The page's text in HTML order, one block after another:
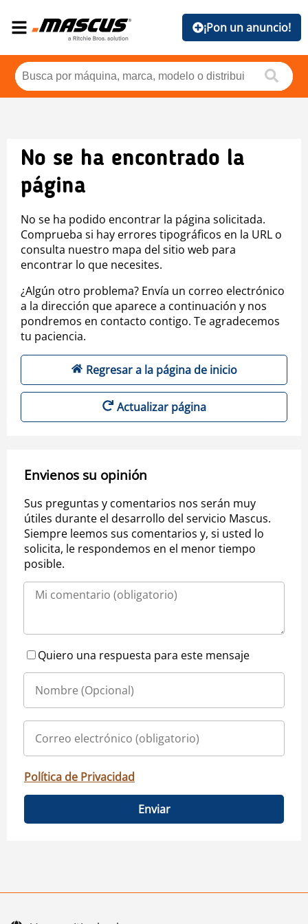
¡Pon un anuncio!
No se ha encontrado la
página
No se ha podido encontrar la página solicitada.
Comprueba si hay errores tipográficos en la URL o
consulta nuestro mapa del sitio web para
encontrar lo que necesites.
¿Algún otro problema? Envía un correo electrónico
a la dirección que aparece a continuación y nos
pondremos en contacto contigo. Te agradecemos
tu paciencia.
Regresar a la página de inicio
Actualizar página
Envienos su opinión
Sus preguntas y comentarios nos serán muy
útiles durante el desarrollo del servicio Mascus.
Siempre leemos sus comentarios y, si usted lo
solicita, le respondemos en el menor tiempo
posible.
Quiero una respuesta para este mensaje
Política de Privacidad
Enviar